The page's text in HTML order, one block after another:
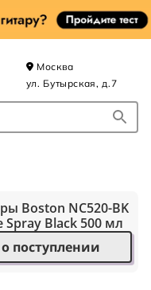
Москва
ул. Бутырская, д.7
Boston NC520-BK
Spray Black 500 мл
поступлении